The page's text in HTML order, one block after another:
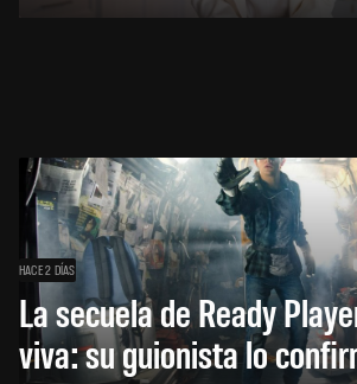
HACE 2 DÍAS
La secuela de Ready
viva: su guionista lo